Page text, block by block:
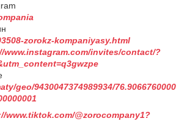
zorokz-kompaniyasy.html
www.instagram.com/invites/contact/?
geo/9430047374989934/76.9066760000
@zorocompany1?